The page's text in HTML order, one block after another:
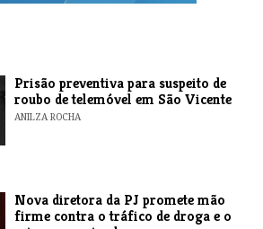
Prisão preventiva para suspeito de
roubo de telemóvel em São Vicente
ANILZA ROCHA
Nova diretora da PJ promete mão
firme contra o tráfico de droga e o